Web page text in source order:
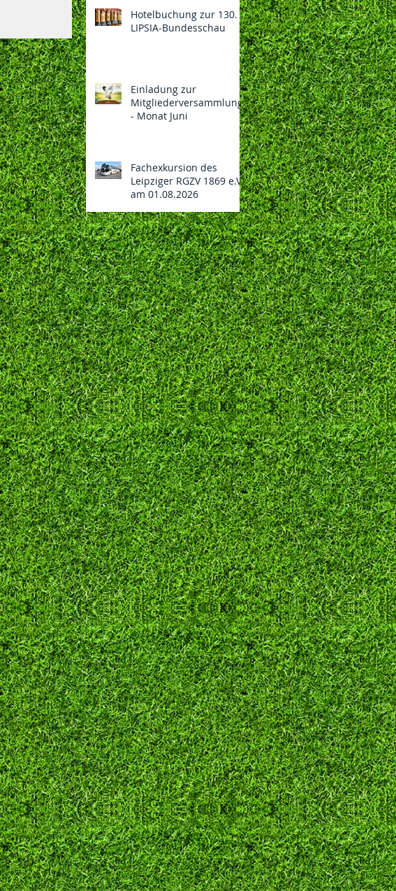
Hotelbuchung zur 130.
LIPSIA-Bundesschau
Einladung zur
Mitgliederversammlung
- Monat Juni
Fachexkursion des
Leipziger RGZV 1869 e.V.
am 01.08.2026